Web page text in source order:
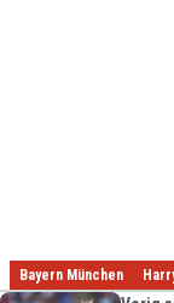
Bayern München